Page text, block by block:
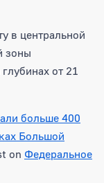
в центральной
зоны
от 21
больше 400
Большой
on Федеральное